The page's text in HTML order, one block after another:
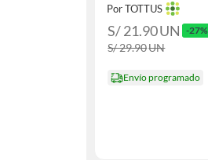
Por TOTTUS
S/ 21.90UN -27%
S/ 29.90UN
Envío programado